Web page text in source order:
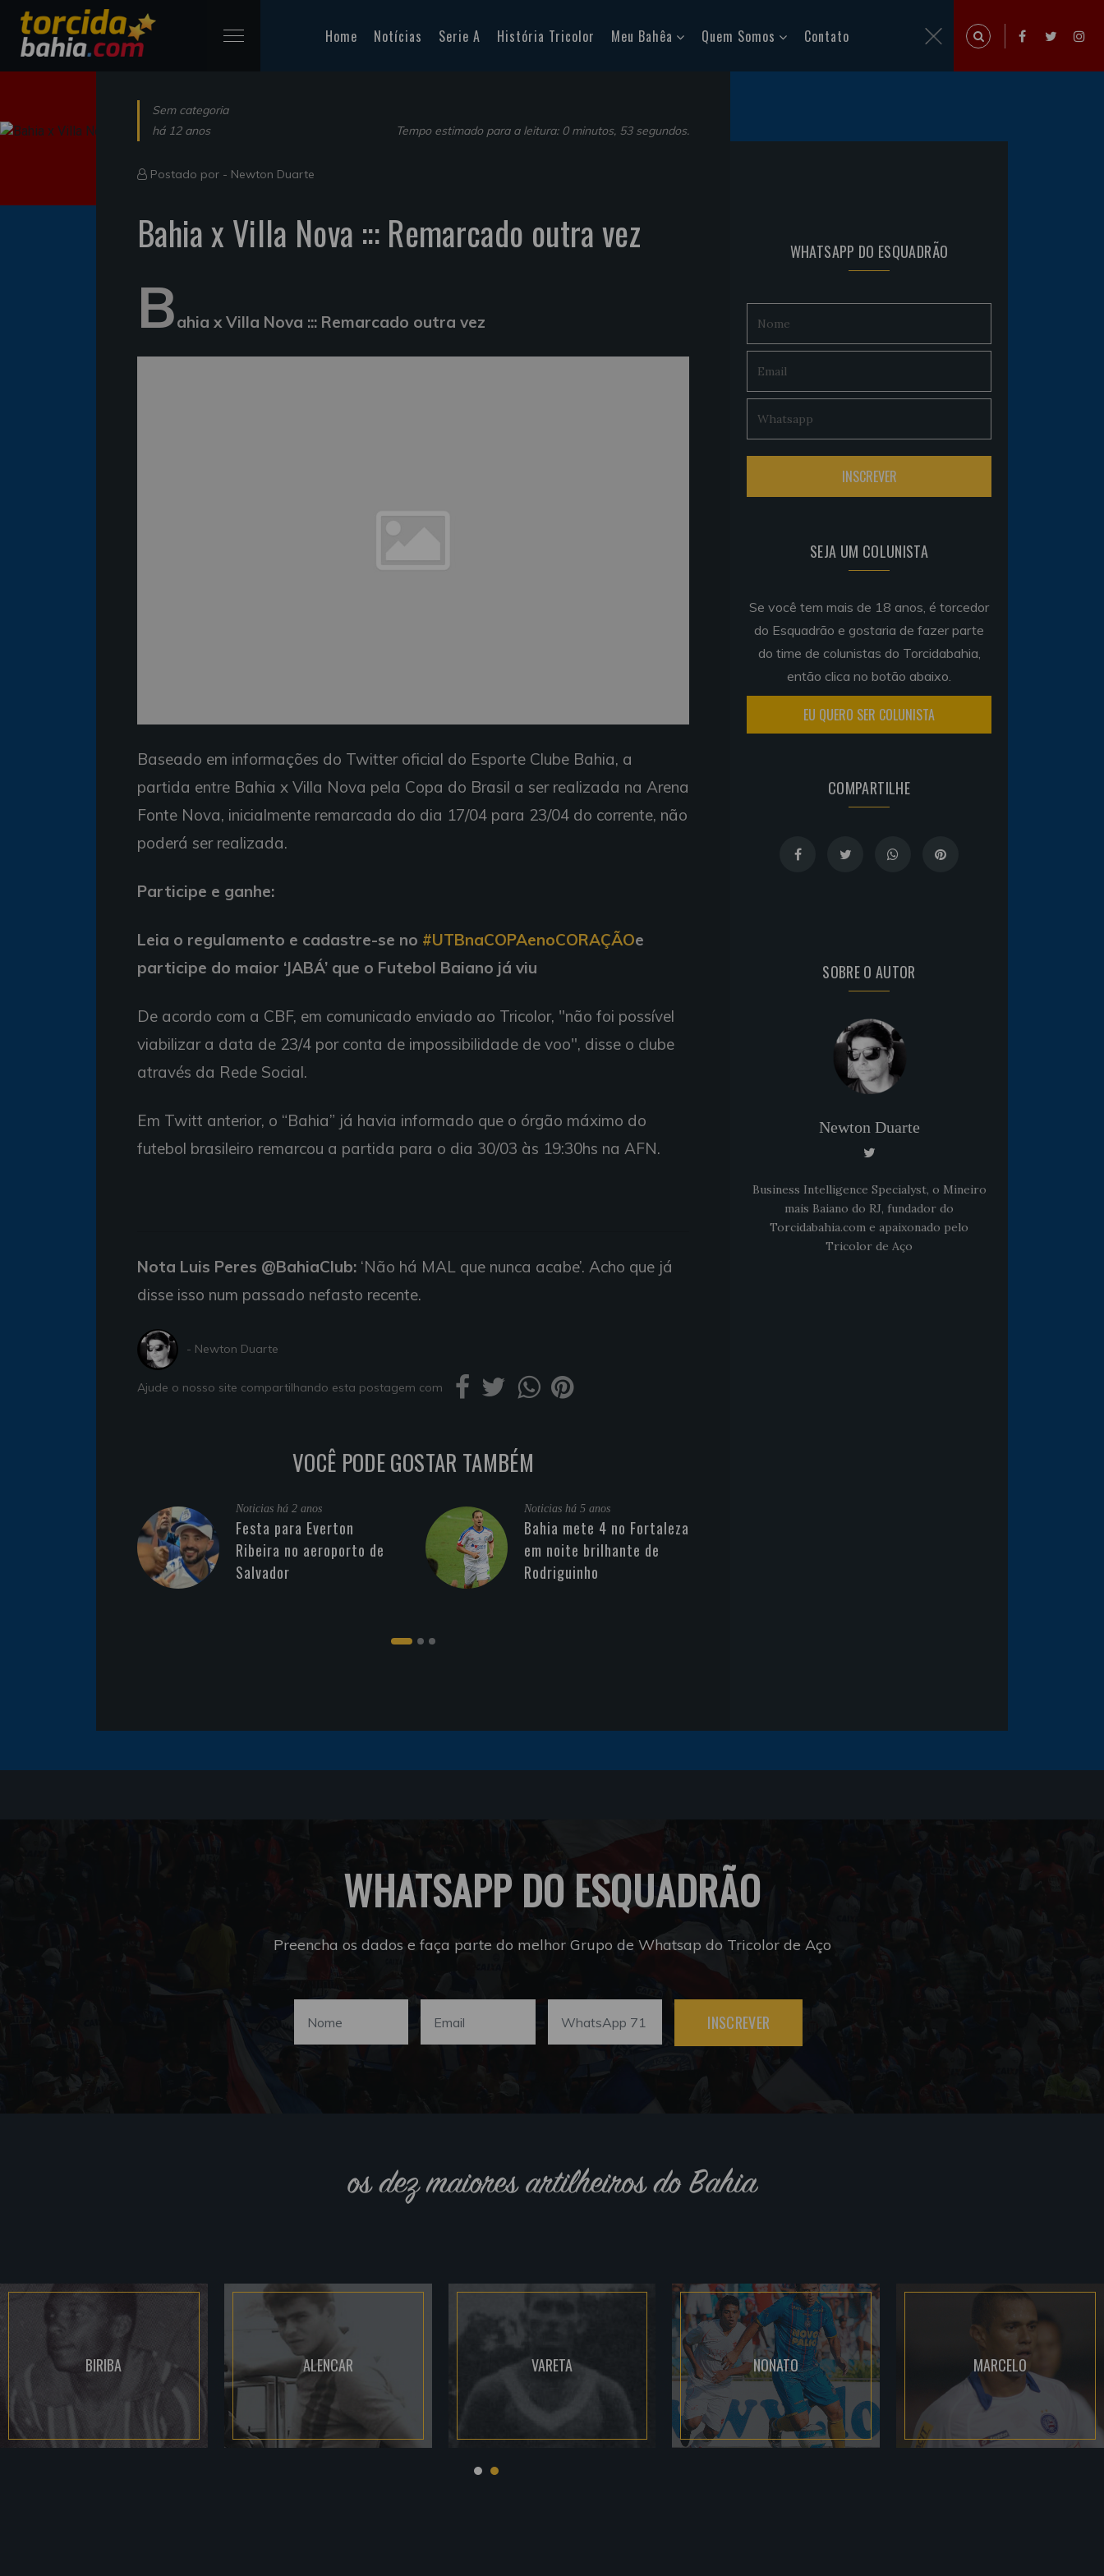
Home Notícias Serie A História Tricolor Meu Bahêa Quem Somos Contato
Sem categoria
há 12 anos
Tempo estimado para a leitura: 0 minutos, 53 segundos.
Postado por - Newton Duarte
Bahia x Villa Nova ::: Remarcado outra vez
Bahia x Villa Nova ::: Remarcado outra vez
Baseado em informações do Twitter oficial do Esporte Clube Bahia , a
partida entre Bahia x Villa Nova pela Copa do Brasil a ser realizada na Arena
Fonte Nova, inicialmente remarcada do dia 17/04 para 23/04 do corrente, não
poderá ser realizada.
Participe e ganhe:
Leia o regulamento e cadastre-se no #UTBnaCOPAenoCORAÇÃOe
participe do maior ‘JABÁ’ que o Futebol Baiano já viu
De acordo com a CBF, em comunicado enviado ao Tricolor, "não foi possível
viabilizar a data de 23/4 por conta de impossibilidade de voo", disse o clube
através da Rede Social.
Em Twitt anterior, o “Bahia” já havia informado que o órgão máximo do
futebol brasileiro remarcou a partida para o dia 30/03 às 19:30hs na AFN.
Nota Luis Peres @BahiaClub: ‘Não há MAL que nunca acabe’. Acho que já
disse isso num passado nefasto recente.
- Newton Duarte
Ajude o nosso site compartilhando esta postagem com
VOCÊ PODE GOSTAR TAMBÉM
Noticias há 2 anos
Festa para Everton
Ribeira no aeroporto de
Salvador
Noticias há 5 anos
Bahia mete 4 no Fortaleza
em noite brilhante de
Rodriguinho
WHATSAPP DO ESQUADRÃO
SEJA UM COLUNISTA
Se você tem mais de 18 anos, é torcedor
do Esquadrão e gostaria de fazer parte
do time de colunistas do Torcidabahia,
então clica no botão abaixo.
EU QUERO SER COLUNISTA
COMPARTILHE
SOBRE O AUTOR
Newton Duarte
Business Intelligence Specialyst, o Mineiro
mais Baiano do RJ, fundador do
Torcidabahia.com e apaixonado pelo
Tricolor de Aço
WHATSAPP DO ESQUADRÃO
Preencha os dados e faça parte do melhor Grupo de Whatsap do Tricolor de Aço
INSCREVER
os dez maiores artilheiros do Bahia
BIRIBA ALENCAR VARETA NONATO MARCELO